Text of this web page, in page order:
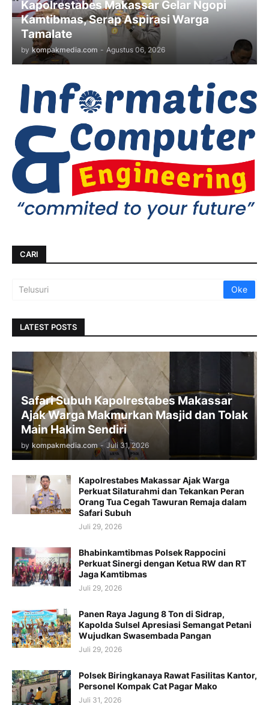
Kapolrestabes Makassar Gelar Ngopi
Kamtibmas, Serap Aspirasi Warga
Tamalate
by kompakmedia.com - Agustus 06, 2026
CARI
LATEST POSTS
Safari Subuh Kapolrestabes Makassar
Ajak Warga Makmurkan Masjid dan Tolak
Main Hakim Sendiri
by kompakmedia.com - Juli 31, 2026
Kapolrestabes Makassar Ajak Warga
Perkuat Silaturahmi dan Tekankan Peran
Orang Tua Cegah Tawuran Remaja dalam
Safari Subuh
Juli 29, 2026
Bhabinkamtibmas Polsek Rappocini
Perkuat Sinergi dengan Ketua RW dan RT
Jaga Kamtibmas
Juli 29, 2026
Panen Raya Jagung 8 Ton di Sidrap,
Kapolda Sulsel Apresiasi Semangat Petani
Wujudkan Swasembada Pangan
Juli 29, 2026
Polsek Biringkanaya Rawat Fasilitas Kantor,
Personel Kompak Cat Pagar Mako
Juli 31, 2026